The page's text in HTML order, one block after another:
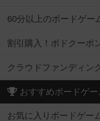
60分以上のボードゲー
割引購入！ボドクーポ
クラウドファンディン
おすすめボードゲー
お気に入りボードゲー